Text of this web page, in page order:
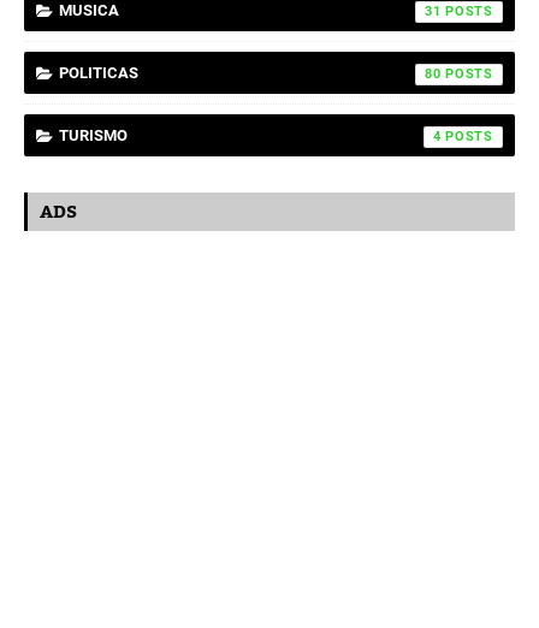
MUSICA 31
POLITICAS 80
TURISMO 4
ADS